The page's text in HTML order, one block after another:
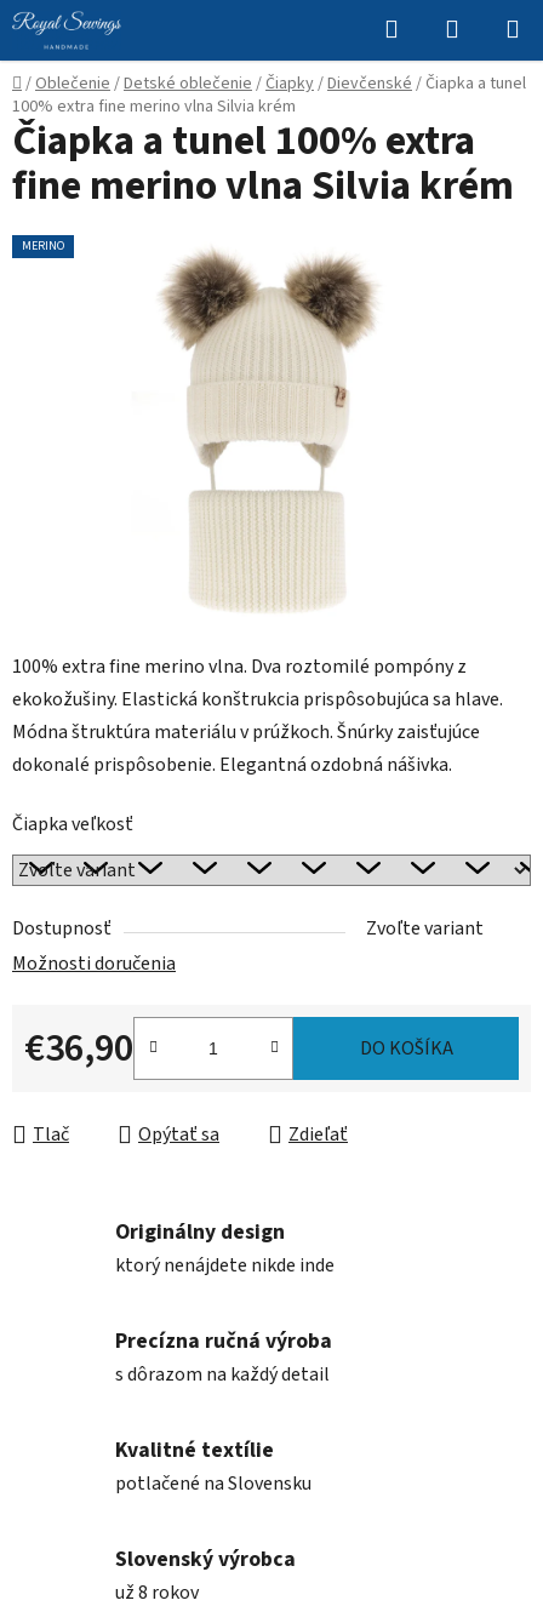
Prejsť
na
obsah
Hľadať
KOŠÍK
Domov
/Oblečenie/Detské oblečenie/Čiapky/Dievčenské/ Čiapka a tunel
100% extra fine merino vlna Silvia krém
100% extra fine merino vlna. Dva roztomilé pompóny z
ekokožušiny. Elastická konštrukcia prispôsobujúca sa hlave.
Módna štruktúra materiálu v prúžkoch. Šnúrky zaisťujúce
dokonalé prispôsobenie. Elegantná ozdobná nášivka.
Čiapka veľkosť
Dostupnosť
Zvoľte variant
Možnosti doručenia
€36,90
Jednotková cena:
DO KOŠÍKA
Tlač Opýtať sa Zdieľať
Čiapka a tunel 100% extra
fine merino vlna Silvia krém
MERINO
Originálny design
ktorý nenájdete nikde inde
Precízna ručná výroba
s dôrazom na každý detail
Kvalitné textílie
potlačené na Slovensku
Slovenský výrobca
už 8 rokov